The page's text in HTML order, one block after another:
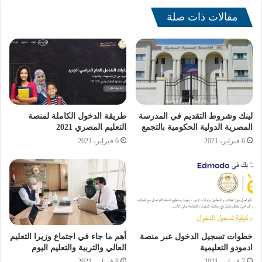
ارتفاع تكلفة الكتب
الخارجية
وأوضحت الحزاوي أن أولياء أمور طلاب المرحلة الثانوية
يضطرون لشراء الكتب الخارجية بأسعار مرتفعة، نظرًا لعدم
امتلاك أبنائهم للتابلت، مما يتيح لهم الاعتماد على هذه الكتب
لمتابعة دروسهم، موضحة أن هذا الوضع يشكل عبئًا ماليًا كبيرًا
مقالات ذات صلة
لينك وشروط التقديم في المدرسة
المصرية الدولية الحكومية بالتجمع
6 فبراير، 2021
طريقة الدخول الكاملة لمنصة
التعليم المصري 2021
6 فبراير، 2021
خطوات تسجيل الدخول عبر منصة
ادمودو التعليمية
أهم ما جاء في اجتماع وزيرا التعليم
العالي والتربية والتعليم اليوم